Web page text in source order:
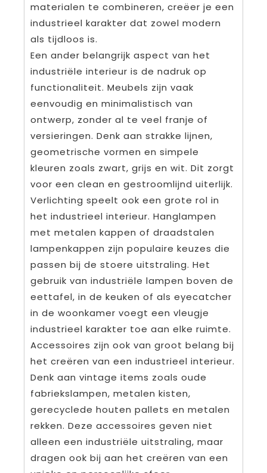
materialen te combineren, creëer je een
industrieel karakter dat zowel modern
als tijdloos is.
Een ander belangrijk aspect van het
industriële interieur is de nadruk op
functionaliteit. Meubels zijn vaak
eenvoudig en minimalistisch van
ontwerp, zonder al te veel franje of
versieringen. Denk aan strakke lijnen,
geometrische vormen en simpele
kleuren zoals zwart, grijs en wit. Dit zorgt
voor een clean en gestroomlijnd uiterlijk.
Verlichting speelt ook een grote rol in
het industrieel interieur. Hanglampen
met metalen kappen of draadstalen
lampenkappen zijn populaire keuzes die
passen bij de stoere uitstraling. Het
gebruik van industriële lampen boven de
eettafel, in de keuken of als eyecatcher
in de woonkamer voegt een vleugje
industrieel karakter toe aan elke ruimte.
Accessoires zijn ook van groot belang bij
het creëren van een industrieel interieur.
Denk aan vintage items zoals oude
fabriekslampen, metalen kisten,
gerecyclede houten pallets en metalen
rekken. Deze accessoires geven niet
alleen een industriële uitstraling, maar
dragen ook bij aan het creëren van een